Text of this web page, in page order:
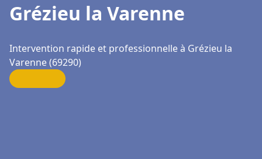
Grézieu la Varenne
Intervention rapide et professionnelle à Grézieu la
Varenne (69290)